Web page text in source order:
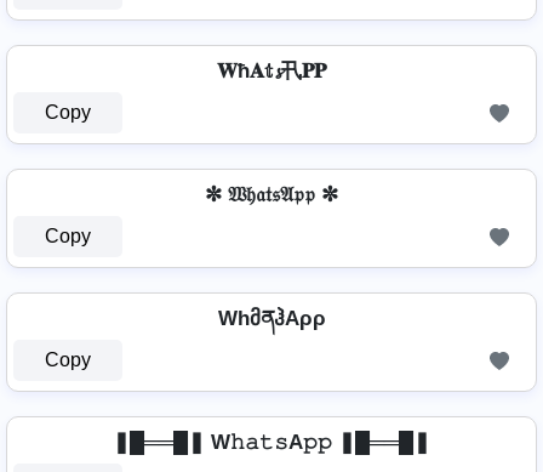
𝐖ħ𝐀𝕥𝓼卂𝐏𝐏
Copy
✼ 𝔚𝔥𝔞𝔱𝔰𝔄𝔭𝔭 ✼
Copy
WhმནჰAρρ
Copy
❚█══█❚ W𝚑𝚊𝚝𝚜A𝚙𝚙 ❚█══█❚